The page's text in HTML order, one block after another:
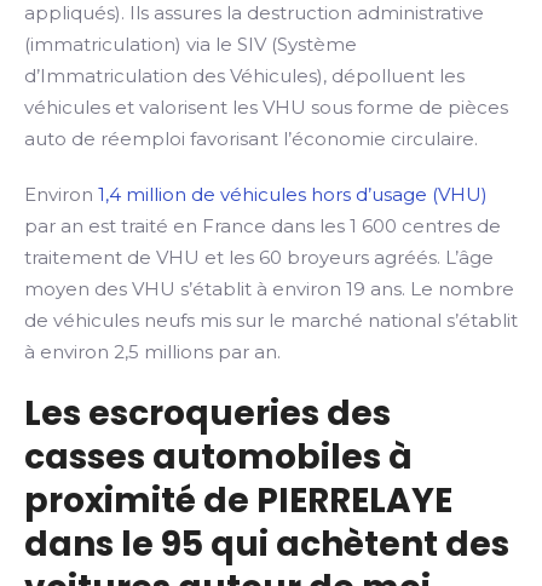
appliqués). Ils assures la destruction administrative
(immatriculation) via le SIV (Système
d’Immatriculation des Véhicules), dépolluent les
véhicules et valorisent les VHU sous forme de pièces
auto de réemploi favorisant l’économie circulaire.
Environ 1,4 million de véhicules hors d’usage (VHU)
par an est traité en France dans les 1 600 centres de
traitement de VHU et les 60 broyeurs agréés. L’âge
moyen des VHU s’établit à environ 19 ans. Le nombre
de véhicules neufs mis sur le marché national s’établit
à environ 2,5 millions par an.
Les escroqueries des
casses automobiles à
proximité de PIERRELAYE
dans le 95 qui achètent des